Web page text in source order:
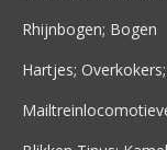
Rhijnbogen; Bogen
Hartjes;